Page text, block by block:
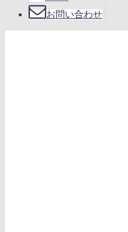
お問い合わせ